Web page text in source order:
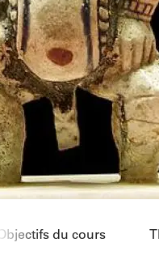
Objectifs du cours